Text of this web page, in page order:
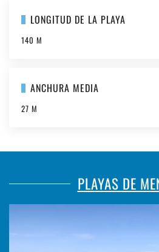
LONGITUD DE LA PLAYA
140 M
ANCHURA MEDIA
27 M
PLAYAS DE